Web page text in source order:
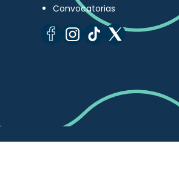
Convocatorias